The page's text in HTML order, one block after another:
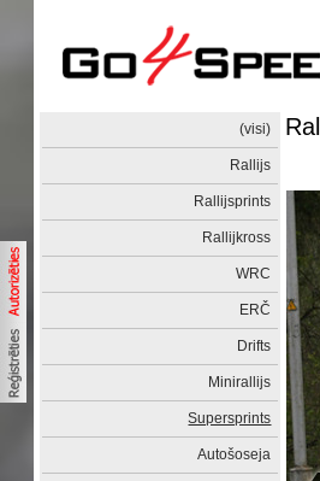
(visi)
Rallijs
Rallijsprints
Rallijkross
WRC
ERČ
Drifts
Minirallijs
Supersprints
Autošoseja